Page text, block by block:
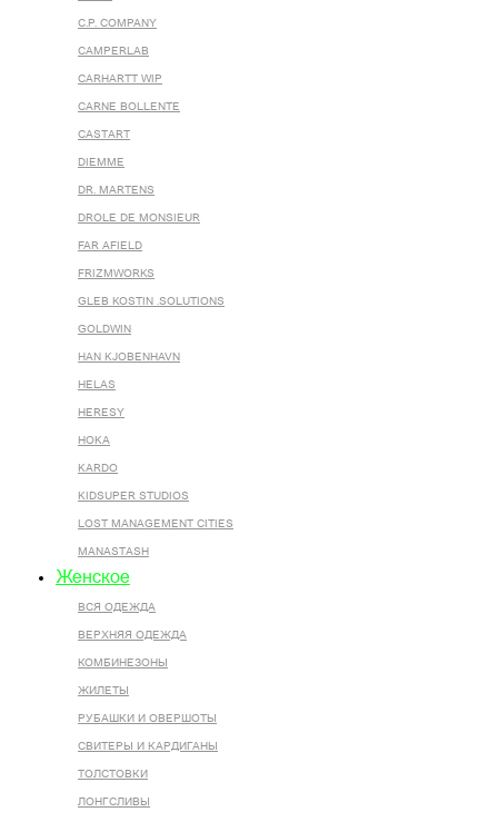
C.P. COMPANY
CAMPERLAB
CARHARTT WIP
CARNE BOLLENTE
CASTART
DIEMME
DR. MARTENS
DROLE DE MONSIEUR
FAR AFIELD
FRIZMWORKS
GLEB KOSTIN .SOLUTIONS
GOLDWIN
HAN KJOBENHAVN
HELAS
HERESY
HOKA
KARDO
KIDSUPER STUDIOS
LOST MANAGEMENT CITIES
MANASTASH
Женское
ВСЯ ОДЕЖДА
ВЕРХНЯЯ ОДЕЖДА
КОМБИНЕЗОНЫ
ЖИЛЕТЫ
РУБАШКИ И ОВЕРШОТЫ
СВИТЕРЫ И КАРДИГАНЫ
ТОЛСТОВКИ
ЛОНГСЛИВЫ